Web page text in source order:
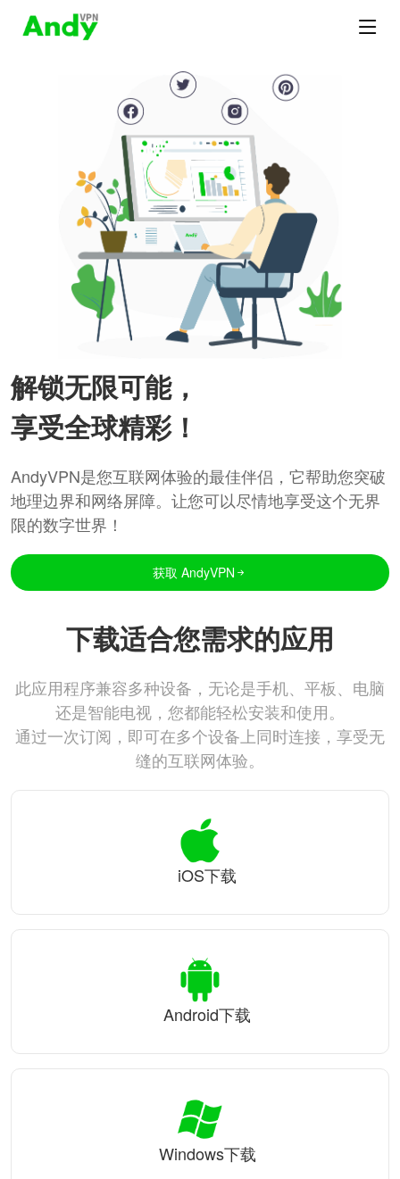
解锁无限可能，
享受全球精彩！
AndyVPN是您互联网体验的最佳伴侣，它帮助您突破
地理边界和网络屏障。让您可以尽情地享受这个无界
限的数字世界！
获取 AndyVPN
下载适合您需求的应用
此应用程序兼容多种设备，无论是手机、平板、电脑
还是智能电视，您都能轻松安装和使用。
通过一次订阅，即可在多个设备上同时连接，享受无
缝的互联网体验。
iOS下载
Android下载
Windows下载